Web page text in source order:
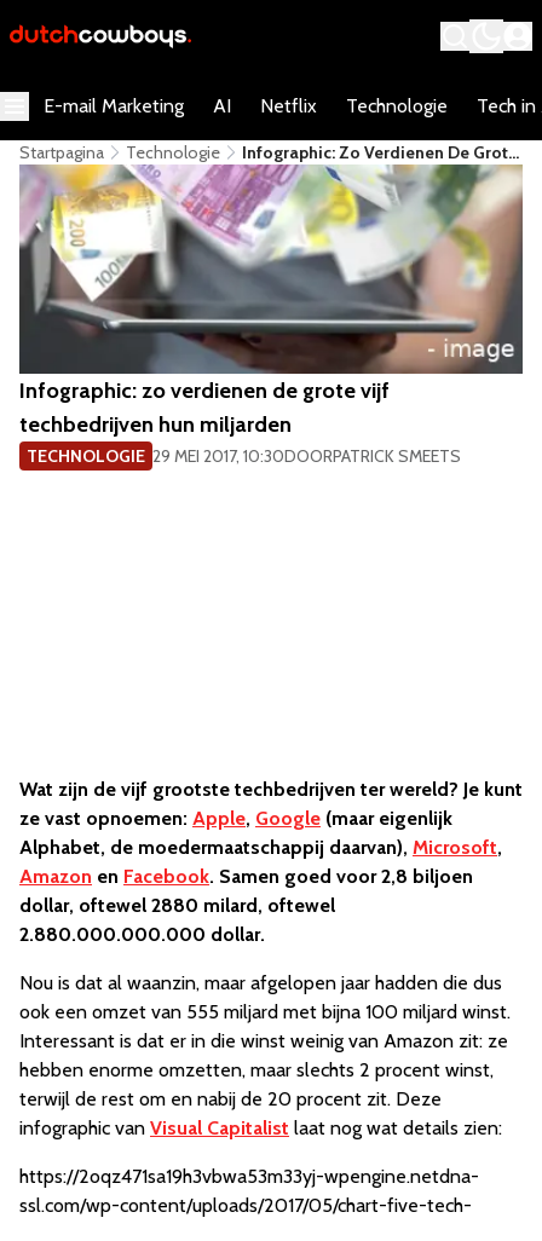
E-mail Marketing AI Netflix Technologie Tech in
Startpagina Technologie
Infographic: Zo Verdienen De Grote
Vijf Techbedrijven Hun Miljarden
Infographic: zo verdienen de grote vijf
techbedrijven hun miljarden
TECHNOLOGIE 29 MEI 2017, 10:30DOORPATRICK SMEETS
Wat zijn de vijf grootste techbedrijven ter wereld? Je kunt
ze vast opnoemen: Apple, Google (maar eigenlijk
Alphabet, de moedermaatschappij daarvan), Microsoft,
Amazon en Facebook. Samen goed voor 2,8 biljoen
dollar, oftewel 2880 milard, oftewel
2.880.000.000.000 dollar.
Nou is dat al waanzin, maar afgelopen jaar hadden die dus
ook een omzet van 555 miljard met bijna 100 miljard winst.
Interessant is dat er in die winst weinig van Amazon zit: ze
hebben enorme omzetten, maar slechts 2 procent winst,
terwijl de rest om en nabij de 20 procent zit. Deze
infographic van Visual Capitalist laat nog wat details zien:
https://2oqz471sa19h3vbwa53m33yj-wpengine.netdna-
ssl.com/wp-content/uploads/2017/05/chart-five-tech-